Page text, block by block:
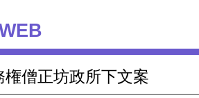
権僧正坊政所下文案